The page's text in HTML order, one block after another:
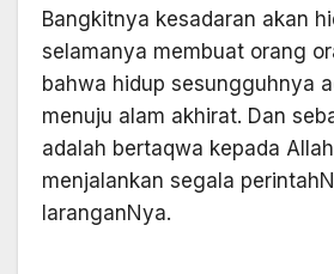
Bangkitnya kesadaran akan
selamanya membuat orang
bahwa hidup sesungguhnya
menuju alam akhirat. Dan
adalah bertaqwa kepada
menjalankan segala
laranganNya.